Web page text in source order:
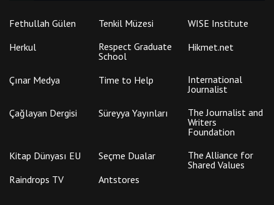
Fethullah Gülen Tenkil Müzesi
WISE Institute
Herkul
Respect Graduate
School
Hikmet.net
Çınar Medya Time to Help
International
Journalist
Çağlayan Dergisi
Süreyya Yayınları
The Journalist and
Writers
Foundation
Kitap Dünyası EU
Seçme Dualar
The Alliance for
Shared Values
Raindrops TV
Antstores